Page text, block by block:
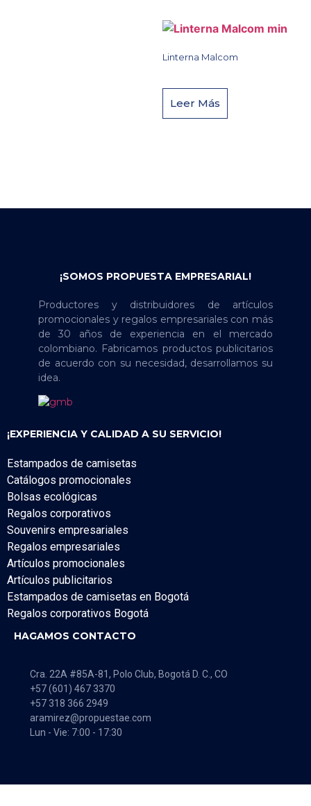
Linterna Malcom
Leer Más
¡SOMOS PROPUESTA EMPRESARIAL!
Productores y distribuidores de artículos
promocionales y regalos empresariales con más
de 30 años de experiencia en el mercado
colombiano. Fabricamos productos publicitarios
de acuerdo con su necesidad, desarrollamos su
idea.
¡EXPERIENCIA Y CALIDAD A SU SERVICIO!
Estampados de camisetas
Catálogos promocionales
Bolsas ecológicas
Regalos corporativos
Souvenirs empresariales
Regalos empresariales
Artículos promocionales
Artículos publicitarios
Estampados de camisetas en Bogotá
Regalos corporativos Bogotá
HAGAMOS CONTACTO
Cra. 22A #85A-81, Polo Club, Bogotá D. C., CO
+57 (601) 467 3370
+57 318 366 2949
aramirez@propuestae.com
Lun - Vie: 7:00 - 17:30